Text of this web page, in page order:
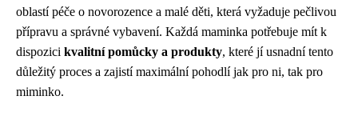
oblastí péče o novorozence a malé děti, která vyžaduje pečlivou
přípravu a správné vybavení. Každá maminka potřebuje mít k
dispozici kvalitní pomůcky a produkty, které jí usnadní tento
důležitý proces a zajistí maximální pohodlí jak pro ni, tak pro
miminko.